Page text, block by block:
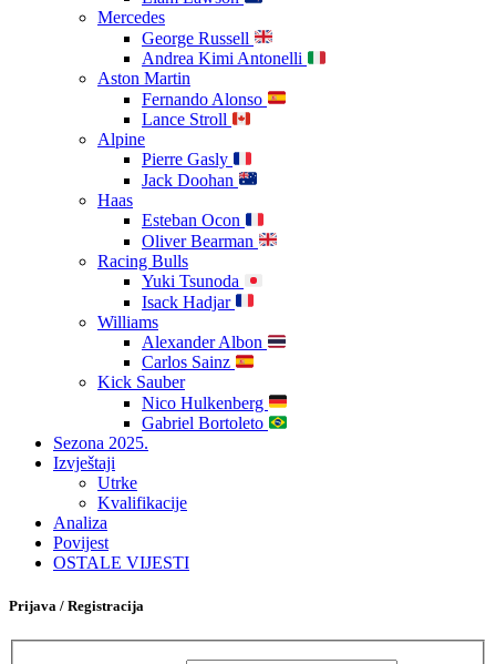
Mercedes
George Russell
Andrea Kimi Antonelli
Aston Martin
Fernando Alonso
Lance Stroll
Alpine
Pierre Gasly
Jack Doohan
Haas
Esteban Ocon
Oliver Bearman
Racing Bulls
Yuki Tsunoda
Isack Hadjar
Williams
Alexander Albon
Carlos Sainz
Kick Sauber
Nico Hulkenberg
Gabriel Bortoleto
Sezona 2025.
Izvještaji
Utrke
Kvalifikacije
Analiza
Povijest
OSTALE VIJESTI
Prijava / Registracija